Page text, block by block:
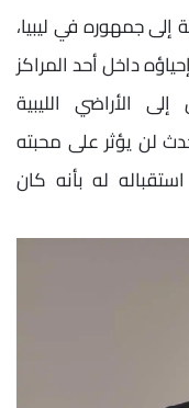
جمهوره في ليبيا،
داخل أحد المراكز
الأراضي الليبية
لن يؤثر على محبته
له بأنه كان